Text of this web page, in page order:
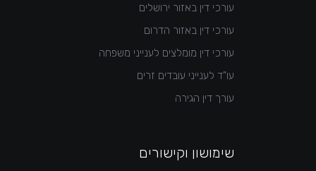
עורכי דין באזור ירושלים
עורכי דין באזור הדרום
עורכי דין מומלצים לענייני משפחה
עו"ד לענייני עובדים זרים
עורך דין הגירה
שימושון וקישורים